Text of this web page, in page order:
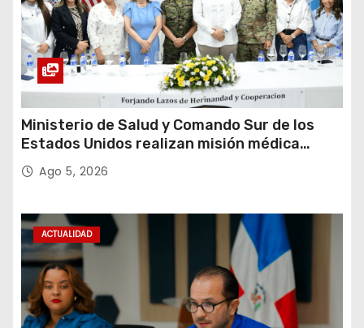
Ministerio de Salud y Comando Sur de los
Estados Unidos realizan misión médica
Amistad 2026 en La Vega
Ago 5, 2026
ACTUALIDAD